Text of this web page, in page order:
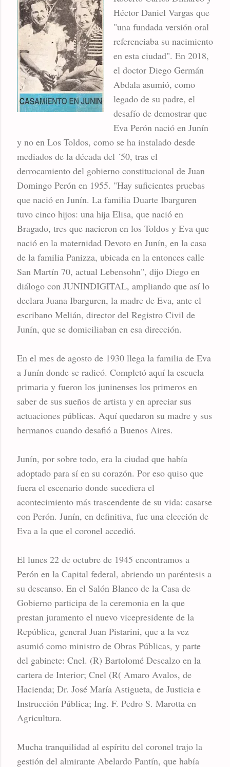
Héctor Daniel Vargas que
"una fundada versión oral
referenciaba su nacimiento
en esta ciudad". En 2018,
el doctor Diego Germán
Abdala asumió, como
legado de su padre, el
desafío de demostrar que
Eva Perón nació en Junín
y no en Los Toldos, como se ha instalado desde
mediados de la década del ´50, tras el
derrocamiento del gobierno constitucional de Juan
Domingo Perón en 1955. "Hay suficientes pruebas
que nació en Junín. La familia Duarte Ibarguren
tuvo cinco hijos: una hija Elisa, que nació en
Bragado, tres que nacieron en los Toldos y Eva que
nació en la maternidad Devoto en Junín, en la casa
de la familia Panizza, ubicada en la entonces calle
San Martín 70, actual Lebensohn", dijo Diego en
diálogo con JUNINDIGITAL, ampliando que así lo
declara Juana Ibarguren, la madre de Eva, ante el
escribano Melián, director del Registro Civil de
Junín, que se domiciliaban en esa dirección.
En el mes de agosto de 1930 llega la familia de Eva
a Junín donde se radicó. Completó aquí la escuela
primaria y fueron los juninenses los primeros en
saber de sus sueños de artista y en apreciar sus
actuaciones públicas. Aquí quedaron su madre y sus
hermanos cuando desafió a Buenos Aires.
Junín, por sobre todo, era la ciudad que había
adoptado para sí en su corazón. Por eso quiso que
fuera el escenario donde sucediera el
acontecimiento más trascendente de su vida: casarse
con Perón. Junín, en definitiva, fue una elección de
Eva a la que el coronel accedió.
El lunes 22 de octubre de 1945 encontramos a
Perón en la Capital federal, abriendo un paréntesis a
su descanso. En el Salón Blanco de la Casa de
Gobierno participa de la ceremonia en la que
prestan juramento el nuevo vicepresidente de la
República, general Juan Pistarini, que a la vez
asumió como ministro de Obras Públicas, y parte
del gabinete: Cnel. (R) Bartolomé Descalzo en la
cartera de Interior; Cnel (R( Amaro Avalos, de
Hacienda; Dr. José María Astigueta, de Justicia e
Instrucción Pública; Ing. F. Pedro S. Marotta en
Agricultura.
Mucha tranquilidad al espíritu del coronel trajo la
gestión del almirante Abelardo Pantín, que había